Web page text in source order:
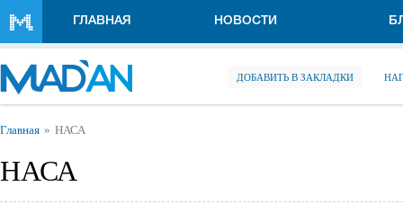
ГЛАВНАЯ НОВОСТИ
ДОБАВИТЬ В ЗАКЛАДКИ
Вы здесь
Главная НАСА
НАСА